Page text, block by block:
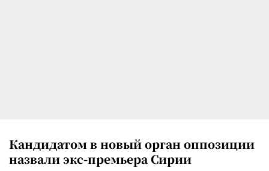
Кандидатом в новый орган оппозиции
назвали экс-премьера Сирии